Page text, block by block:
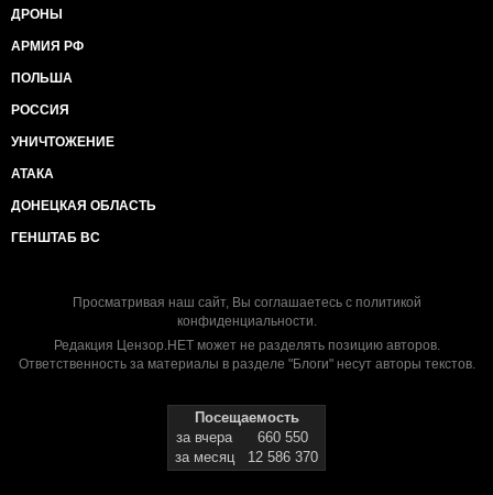
ДРОНЫ
АРМИЯ РФ
ПОЛЬША
РОССИЯ
УНИЧТОЖЕНИЕ
АТАКА
ДОНЕЦКАЯ ОБЛАСТЬ
ГЕНШТАБ ВС
Просматривая наш сайт, Вы соглашаетесь с политикой
конфиденциальности.
Редакция Цензор.НЕТ может не разделять позицию авторов.
Ответственность за материалы в разделе "Блоги" несут авторы текстов.
Посещаемость
за вчера
660 550
за месяц
12 586 370